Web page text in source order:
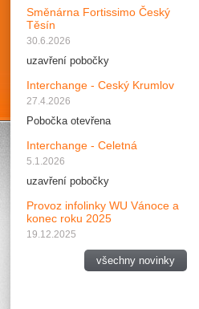
Směnárna Fortissimo Český
Těsín
30.6.2026
uzavření pobočky
Interchange - Ceský Krumlov
27.4.2026
Pobočka otevřena
Interchange - Celetná
5.1.2026
uzavření pobočky
Provoz infolinky WU Vánoce a
konec roku 2025
19.12.2025
všechny novinky